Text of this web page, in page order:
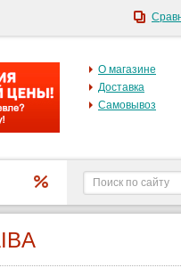
О магазине
Доставка
Самовывоз